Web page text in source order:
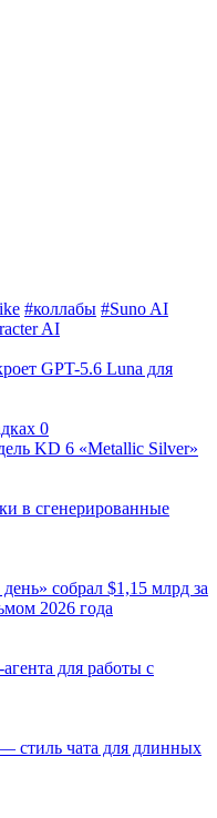
#коллабы #Suno AI
AI
GPT-5.6 Luna для
0
KD 6 «Metallic Silver»
в сгенерированные
собрал $1,15 млрд за
2026 года
для работы с
стиль чата для длинных